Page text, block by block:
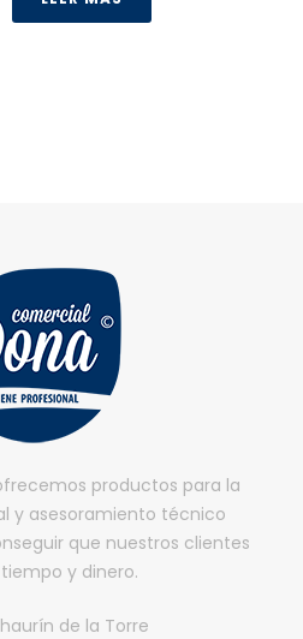
productos para la
y asesoramiento técnico
que nuestros clientes
y dinero.
de la Torre